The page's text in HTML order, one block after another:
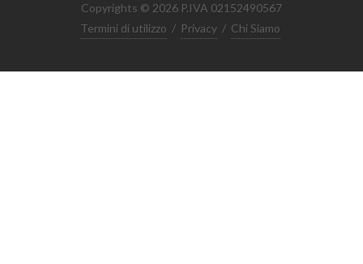
Copyrights © 2026 P.IVA 02152490567
Termini di utilizzo / Privacy / Chi Siamo